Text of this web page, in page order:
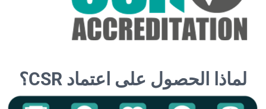
لماذا الحصول على اعتماد CSR؟